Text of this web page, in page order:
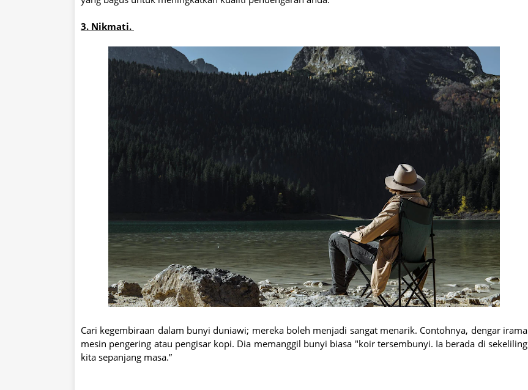
3. Nikmati.
Cari kegembiraan dalam bunyi duniawi; mereka boleh menjadi sangat menarik. Contohnya, dengar irama
mesin pengering atau pengisar kopi. Dia memanggil bunyi biasa "koir tersembunyi. Ia berada di sekeliling
kita sepanjang masa.”